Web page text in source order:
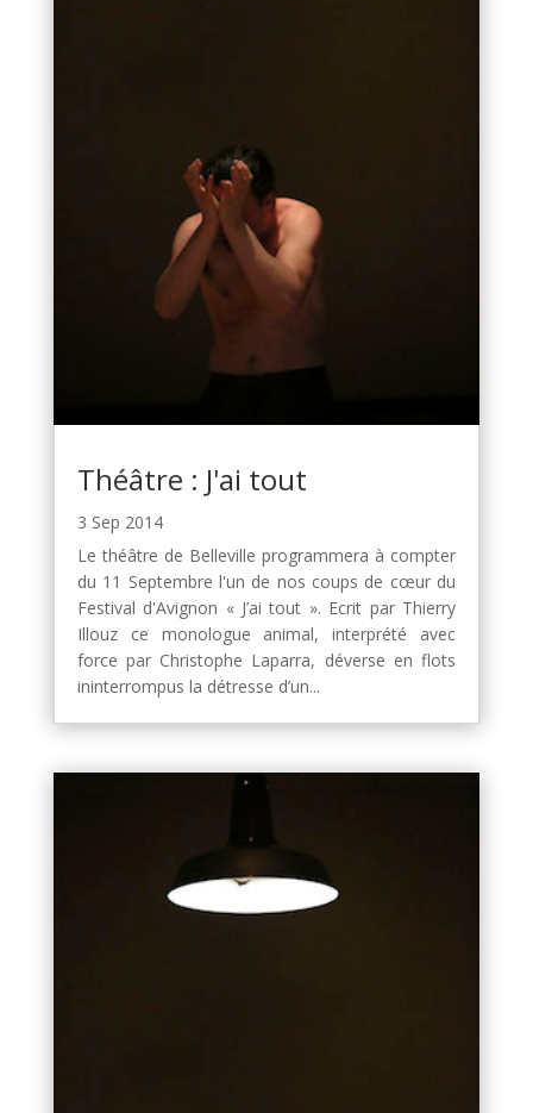
Théâtre : J'ai tout
3 Sep 2014
Le théâtre de Belleville programmera à compter
du 11 Septembre l'un de nos coups de cœur du
Festival d'Avignon « J’ai tout ». Ecrit par Thierry
Illouz ce monologue animal, interprété avec
force par Christophe Laparra, déverse en flots
ininterrompus la détresse d’un...